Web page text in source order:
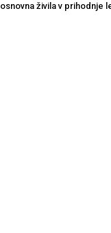
osnovna živila v prihodnje